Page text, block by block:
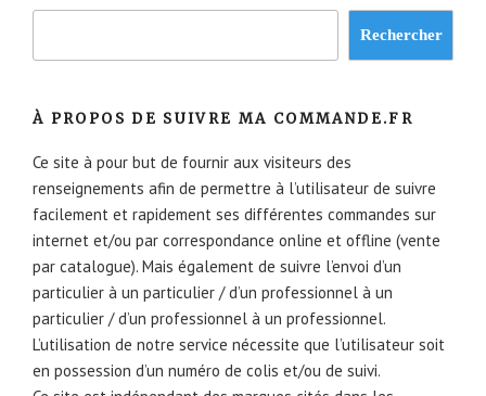
Rechercher
À PROPOS DE SUIVRE MA COMMANDE.FR
Ce site à pour but de fournir aux visiteurs des
renseignements afin de permettre à l’utilisateur de suivre
facilement et rapidement ses différentes commandes sur
internet et/ou par correspondance online et offline (vente
par catalogue). Mais également de suivre l’envoi d’un
particulier à un particulier / d’un professionnel à un
particulier / d’un professionnel à un professionnel.
L’utilisation de notre service nécessite que l’utilisateur soit
en possession d’un numéro de colis et/ou de suivi.